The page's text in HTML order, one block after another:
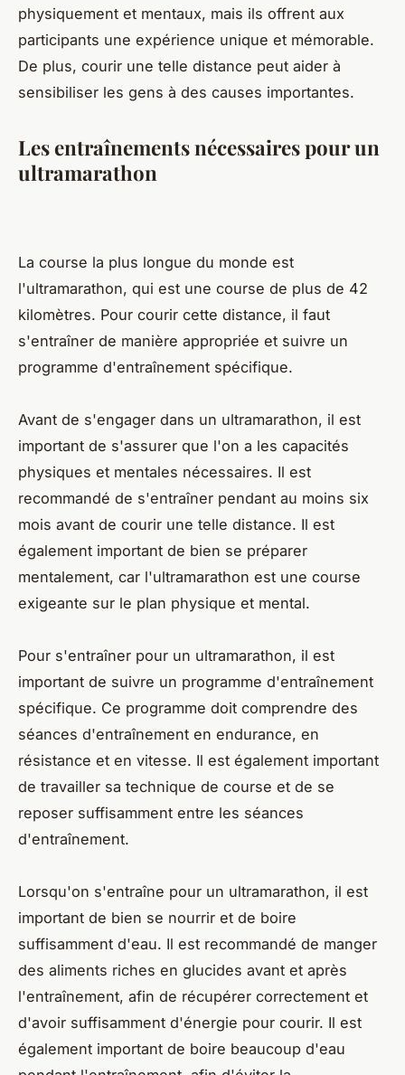
physiquement et mentaux, mais ils offrent aux
participants une expérience unique et mémorable.
De plus, courir une telle distance peut aider à
sensibiliser les gens à des causes importantes.
Les entraînements nécessaires pour un
ultramarathon
La course la plus longue du monde est
l'ultramarathon, qui est une course de plus de 42
kilomètres. Pour courir cette distance, il faut
s'entraîner de manière appropriée et suivre un
programme d'entraînement spécifique.
Avant de s'engager dans un ultramarathon, il est
important de s'assurer que l'on a les capacités
physiques et mentales nécessaires. Il est
recommandé de s'entraîner pendant au moins six
mois avant de courir une telle distance. Il est
également important de bien se préparer
mentalement, car l'ultramarathon est une course
exigeante sur le plan physique et mental.
Pour s'entraîner pour un ultramarathon, il est
important de suivre un programme d'entraînement
spécifique. Ce programme doit comprendre des
séances d'entraînement en endurance, en
résistance et en vitesse. Il est également important
de travailler sa technique de course et de se
reposer suffisamment entre les séances
d'entraînement.
Lorsqu'on s'entraîne pour un ultramarathon, il est
important de bien se nourrir et de boire
suffisamment d'eau. Il est recommandé de manger
des aliments riches en glucides avant et après
l'entraînement, afin de récupérer correctement et
d'avoir suffisamment d'énergie pour courir. Il est
également important de boire beaucoup d'eau